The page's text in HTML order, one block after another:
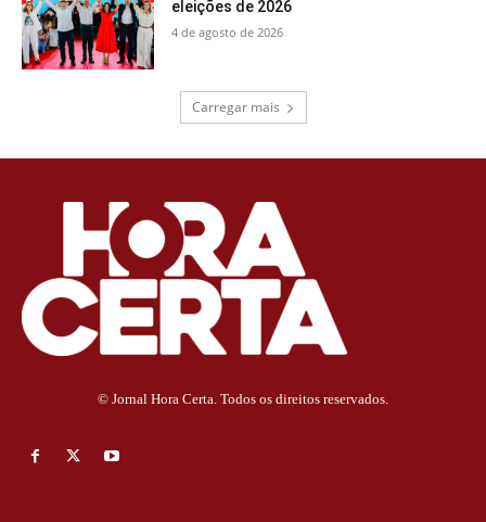
eleições de 2026
4 de agosto de 2026
Carregar mais
© Jornal Hora Certa. Todos os direitos reservados.